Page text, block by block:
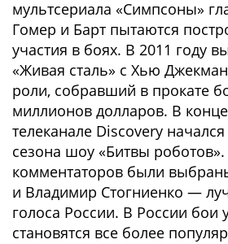
мультсериала «Симпсоны»
Гомер и Барт пытаются
участия в боях. В 2011 году
«Живая сталь» с Хью
роли, собравший в прокате
миллионов долларов. В
телеканале Discovery
сезона шоу «Битвы роботов».
комментаторов были
и Владимир Стогниенко —
голоса России. В России
становятся все более